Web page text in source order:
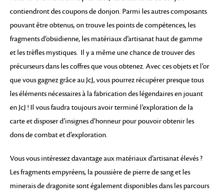
contiendront des coupons de donjon. Parmi les autres composants
pouvant être obtenus, on trouve les points de compétences, les
fragments d’obsidienne, les matériaux d’artisanat haut de gamme
et les trèfles mystiques. Il y a même une chance de trouver des
précurseurs dans les coffres que vous obtenez. Avec ces objets et l’or
que vous gagnez grâce au JcJ, vous pourrez récupérer presque tous
les éléments nécessaires à la fabrication des légendaires en jouant
en JcJ ! Il vous faudra toujours avoir terminé l’exploration de la
carte et disposer d’insignes d’honneur pour pouvoir obtenir les
dons de combat et d’exploration.
Vous vous intéressez davantage aux matériaux d’artisanat élevés ?
Les fragments empyréens, la poussière de pierre de sang et les
minerais de dragonite sont également disponibles dans les parcours